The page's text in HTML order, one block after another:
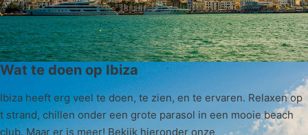
Wat te doen op Ibiza
Ibiza heeft erg veel te doen, te zien, en te ervaren. Relaxen op
t strand, chillen onder een grote parasol in een mooie beach
club. Maar er is meer! Bekijk hieronder onze